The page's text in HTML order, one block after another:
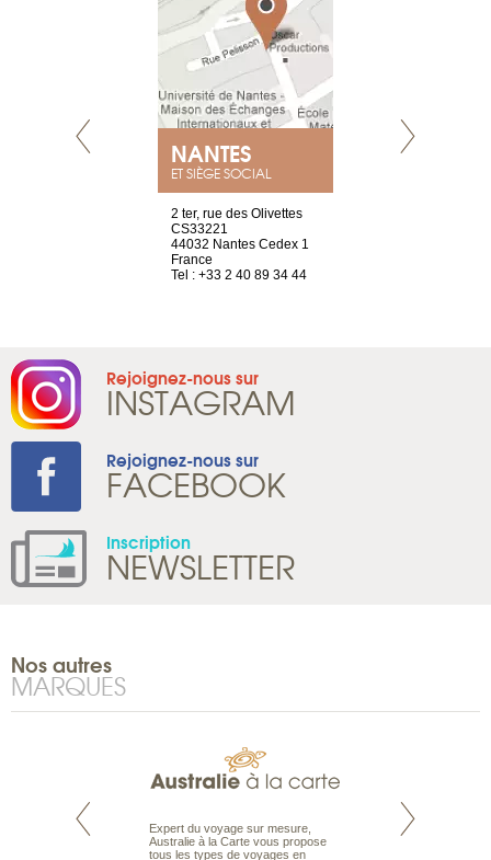
NANTES
ET SIÈGE SOCIAL
2 ter, rue des Olivettes
CS33221
44032 Nantes Cedex 1
France
Tel : +33 2 40 89 34 44
Rejoignez-nous sur
INSTAGRAM
Rejoignez-nous sur
FACEBOOK
Inscription
NEWSLETTER
Nos autres
MARQUES
est le spécialiste
Expert du voyage sur mesure,
Australie à la Carte vous propose
tous les types de voyages en
Parce que nous